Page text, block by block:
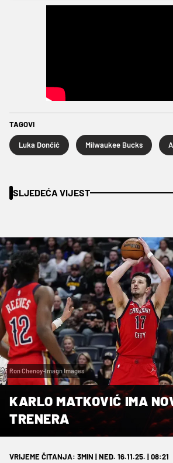
TAGOVI
Luka Dončić Milwaukee Bucks
SLJEDEĆA VIJEST
Ron Chenoy-Imagn Images
KARLO MATKOVIĆ IMA
TRENERA
VRIJEME ČITANJA: 3MIN | NED. 16.11.25. | 08:21